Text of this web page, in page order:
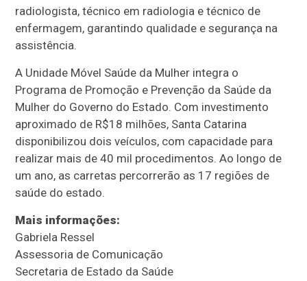
radiologista, técnico em radiologia e técnico de
enfermagem, garantindo qualidade e segurança na
assistência.
A Unidade Móvel Saúde da Mulher integra o
Programa de Promoção e Prevenção da Saúde da
Mulher do Governo do Estado. Com investimento
aproximado de R$18 milhões, Santa Catarina
disponibilizou dois veículos, com capacidade para
realizar mais de 40 mil procedimentos. Ao longo de
um ano, as carretas percorrerão as 17 regiões de
saúde do estado.
Mais informações:
Gabriela Ressel
Assessoria de Comunicação
Secretaria de Estado da Saúde